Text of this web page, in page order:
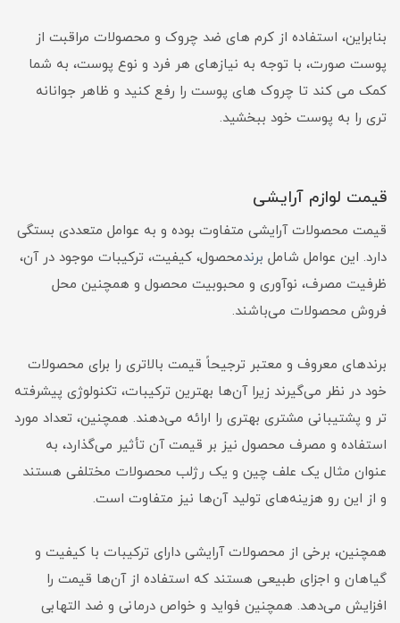
بنابراین، استفاده از کرم های ضد چروک و محصولات مراقبت از
پوست صورت، با توجه به نیازهای هر فرد و نوع پوست، به شما
کمک می کند تا چروک های پوست را رفع کنید و ظاهر جوانانه
تری را به پوست خود ببخشید.
قیمت لوازم آرایشی
قیمت محصولات آرایشی متفاوت بوده و به عوامل متعددی بستگی
دارد. این عوامل شامل برندمحصول، کیفیت، ترکیبات موجود در آن،
ظرفیت مصرف، نوآوری و محبوبیت محصول و همچنین محل
فروش محصولات می‌باشند.
برندهای معروف و معتبر ترجیحاً قیمت بالاتری را برای محصولات
خود در نظر می‌گیرند زیرا آن‌ها بهترین ترکیبات، تکنولوژی پیشرفته
تر و پشتیبانی مشتری بهتری را ارائه می‌دهند. همچنین، تعداد مورد
استفاده و مصرف محصول نیز بر قیمت آن تأثیر می‌گذارد، به
عنوان مثال یک علف چین و یک رژلب محصولات مختلفی هستند
و از این رو هزینه‌های تولید آن‌ها نیز متفاوت است.
همچنین، برخی از محصولات آرایشی دارای ترکیبات با کیفیت و
گیاهان و اجزای طبیعی هستند که استفاده از آن‌ها قیمت را
افزایش می‌دهد. همچنین فواید و خواص درمانی و ضد التهابی